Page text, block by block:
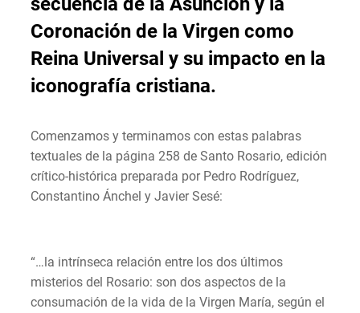
Coronación de la Virgen como
Reina Universal y su impacto en la
iconografía cristiana.
Comenzamos y terminamos con estas palabras
textuales de la página 258 de Santo Rosario, edición
crítico-histórica preparada por Pedro Rodríguez,
Constantino Ánchel y Javier Sesé:
“…la intrínseca relación entre los dos últimos
misterios del Rosario: son dos aspectos de la
consumación de la vida de la Virgen María, según el